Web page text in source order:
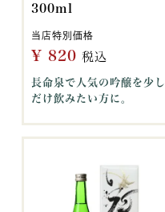
300ml
当店特別価格
¥ 820 税込
長命泉で人気の吟醸を少し
だけ飲みたい方に。